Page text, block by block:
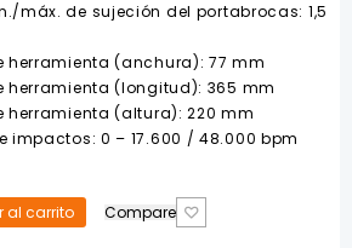
máx. de sujeción del portabrocas: 1,5
herramienta (anchura): 77 mm
herramienta (longitud): 365 mm
herramienta (altura): 220 mm
impactos: 0 – 17.600 / 48.000 bpm
al carrito Compare